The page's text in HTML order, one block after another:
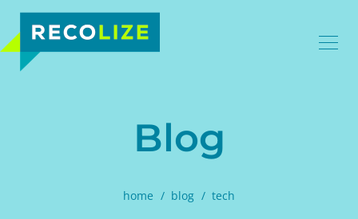
Blog
home blog tech